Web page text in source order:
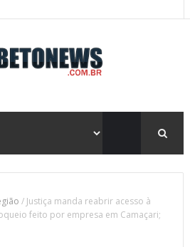
/ Justiça manda reabrir acesso à
feito por empresa em Camaçari;